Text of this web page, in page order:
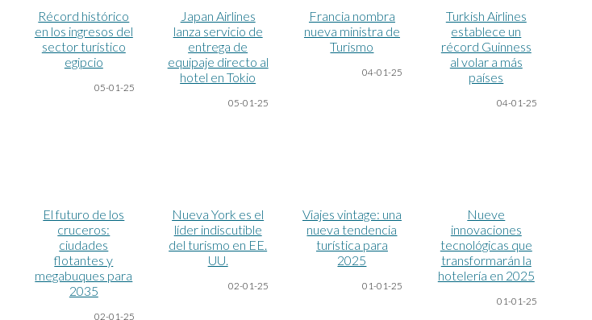
Récord histórico
en los ingresos del
sector turístico
egipcio
05-01-25
Japan Airlines
lanza servicio de
entrega de
equipaje directo al
hotel en Tokio
05-01-25
Francia nombra
nueva ministra de
Turismo
04-01-25
Turkish Airlines
establece un
récord Guinness
al volar a más
países
04-01-25
El futuro de los
cruceros:
ciudades
flotantes y
megabuques para
2035
02-01-25
Nueva York es el
líder indiscutible
del turismo en EE.
UU.
02-01-25
Viajes vintage: una
nueva tendencia
turística para
2025
01-01-25
Nueve
innovaciones
tecnológicas que
transformarán la
hotelería en 2025
01-01-25